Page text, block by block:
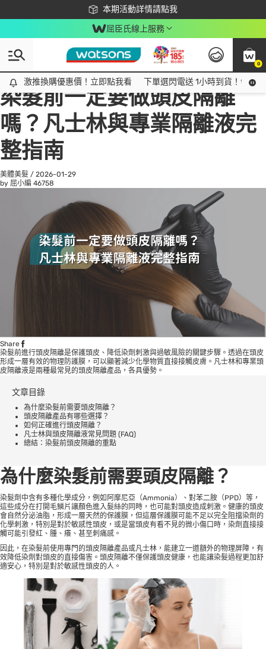
本期活動詳情請點我
下載app最高回饋$350
屈臣氏線上服務
0
激推換購優惠價！立即點我看
激推換購優惠價！立即點我看 下單選閃電送 1小時到貨！領神
All
話題趨勢
染髮前一定要做頭皮隔離
嗎？凡士林與專業隔離液完
整指南
美體美髮 / 2026-01-29
by 屈小編 46758
Share
染髮前進行頭皮隔離是保護頭皮、降低染劑刺激與過敏風險的關鍵步驟。透過在頭皮
形成一層有效的物理防護膜，可以顯著減少化學物質直接接觸皮膚。凡士林和專業頭
皮隔離液是兩種最常見的頭皮隔離產品，各具優勢。
文章目錄
為什麼染髮前需要頭皮隔離？
頭皮隔離產品有哪些選擇？
如何正確進行頭皮隔離？
凡士林與頭皮隔離液常見問題 (FAQ)
總結：染髮前頭皮隔離的重點
為什麼染髮前需要頭皮隔離？
染髮劑中含有多種化學成分，例如阿摩尼亞（Ammonia）、對苯二胺（PPD）等，
這些成分在打開毛鱗片讓顏色進入髮絲的同時，也可能對頭皮造成刺激。健康的頭皮
會自然分泌油脂，形成一層天然的保護膜，但這層保護膜可能不足以完全阻擋染劑的
化學刺激，特別是對於敏感性頭皮，或是當頭皮有看不見的微小傷口時，染劑直接接
觸可能引發紅、腫、癢、甚至刺痛感。
因此，在染髮前使用專門的頭皮隔離產品或凡士林，能建立一道額外的物理屏障，有
效降低染劑對頭皮的直接傷害。頭皮隔離不僅保護頭皮健康，也能讓染髮過程更加舒
適安心，特別是對於敏感性頭皮的人。